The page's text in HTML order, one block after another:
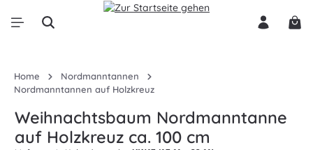
Zum Hauptinhalt springen
Home
Nordmanntannen
Nordmanntannen auf Holzkreuz
Weihnachtsbaum Nordmanntanne
auf Holzkreuz ca. 100 cm